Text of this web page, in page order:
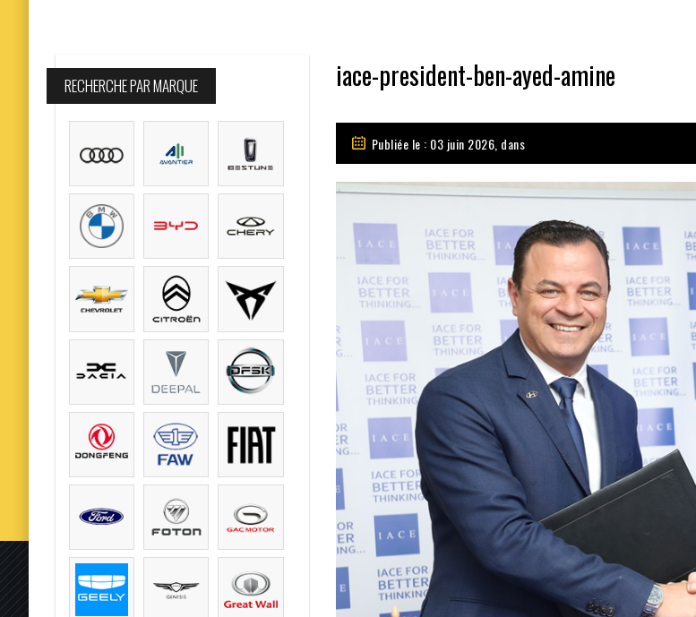
iace-president-ben-ayed-amine
Publiée le : 03 juin 2026, dans
RECHERCHE PAR MARQUE